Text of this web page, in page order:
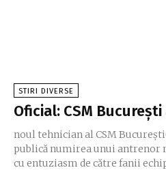
STIRI DIVERSE
Oficial: CSM
noul tehnician al CSM
publică numirea unui antrenor
cu entuziasm de către fanii